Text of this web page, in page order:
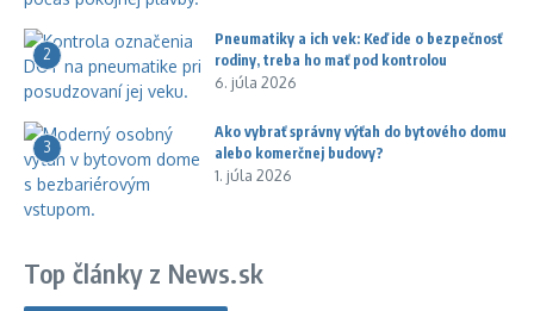
2
Pneumatiky a ich vek: Keď ide o bezpečnosť
rodiny, treba ho mať pod kontrolou
6. júla 2026
3
Ako vybrať správny výťah do bytového domu
alebo komerčnej budovy?
1. júla 2026
Top články z News.sk